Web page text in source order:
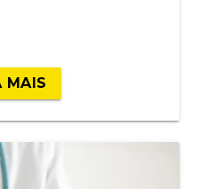
MAIS